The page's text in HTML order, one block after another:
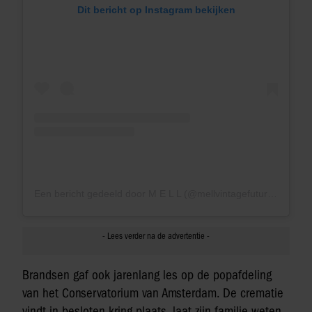
Dit bericht op Instagram bekijken
Brandsen gaf ook jarenlang les op de popafdeling
van het Conservatorium van Amsterdam. De crematie